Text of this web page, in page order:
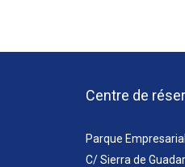
Centre de
Parque
C/ Sierra de